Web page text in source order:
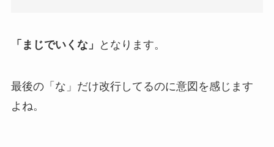
「まじでいくな」 となります。
最後の「な」だけ改行してるのに意図を感じます
よね。